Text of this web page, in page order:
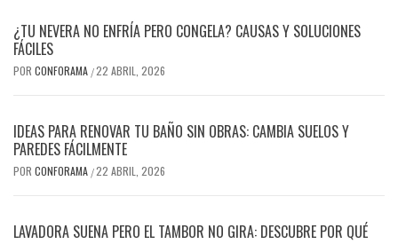
¿TU NEVERA NO ENFRÍA PERO CONGELA? CAUSAS Y SOLUCIONES
FÁCILES
POR CONFORAMA /22 ABRIL, 2026
IDEAS PARA RENOVAR TU BAÑO SIN OBRAS: CAMBIA SUELOS Y
PAREDES FÁCILMENTE
POR CONFORAMA /22 ABRIL, 2026
LAVADORA SUENA PERO EL TAMBOR NO GIRA: DESCUBRE POR QUÉ